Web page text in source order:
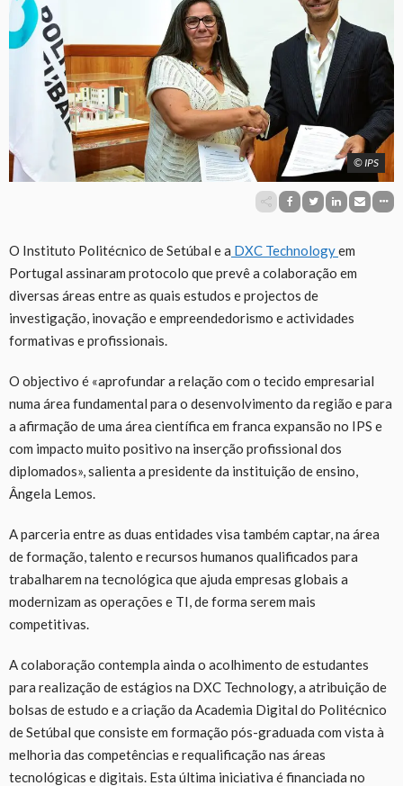
© IPS
O Instituto Politécnico de Setúbal e a DXC Technologyem
Portugal assinaram protocolo que prevê a colaboração em
diversas áreas entre as quais estudos e projectos de
investigação, inovação e empreendedorismo e actividades
formativas e profissionais.
O objectivo é «aprofundar a relação com o tecido empresarial
numa área fundamental para o desenvolvimento da região e para
a afirmação de uma área científica em franca expansão no IPS e
com impacto muito positivo na inserção profissional dos
diplomados», salienta a presidente da instituição de ensino,
Ângela Lemos.
A parceria entre as duas entidades visa também captar, na área
de formação, talento e recursos humanos qualificados para
trabalharem na tecnológica que ajuda empresas globais a
modernizam as operações e TI, de forma serem mais
competitivas.
A colaboração contempla ainda o acolhimento de estudantes
para realização de estágios na DXC Technology, a atribuição de
bolsas de estudo e a criação da Academia Digital do Politécnico
de Setúbal que consiste em formação pós-graduada com vista à
melhoria das competências e requalificação nas áreas
tecnológicas e digitais. Esta última iniciativa é financiada no